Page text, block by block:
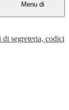
Menu di
segreteria, codici